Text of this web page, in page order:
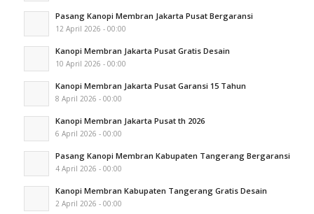
Pasang Kanopi Membran Jakarta Pusat Bergaransi
12 April 2026 - 00:00
Kanopi Membran Jakarta Pusat Gratis Desain
10 April 2026 - 00:00
Kanopi Membran Jakarta Pusat Garansi 15 Tahun
8 April 2026 - 00:00
Kanopi Membran Jakarta Pusat th 2026
6 April 2026 - 00:00
Pasang Kanopi Membran Kabupaten Tangerang Bergaransi
4 April 2026 - 00:00
Kanopi Membran Kabupaten Tangerang Gratis Desain
2 April 2026 - 00:00